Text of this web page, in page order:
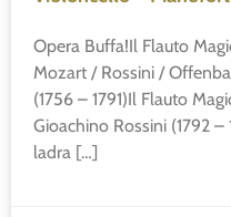
Opera Buffa!Il Flauto
Mozart / Rossini /
(1756 – 1791)Il Flauto
Gioachino Rossini (1792
ladra […]